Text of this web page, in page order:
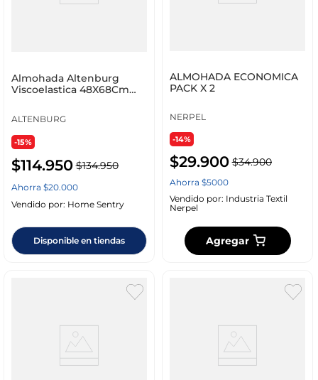
Almohada Altenburg
Viscoelastica 48X68Cm
ALTENBURG
-15%
$114.950 $134.950
Ahorra $20.000
Vendido por: Home Sentry
Disponible en tiendas
ALMOHADA ECONOMICA
PACK X 2
NERPEL
-14%
$29.900 $34.900
Ahorra $5000
Vendido por: Industria Textil
Nerpel
Agregar